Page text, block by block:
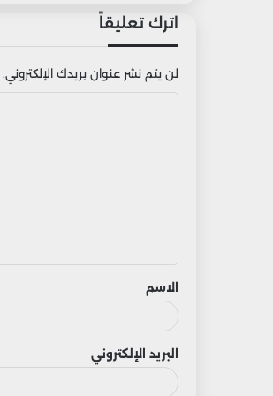
اترك تعليقاً
لن يتم نشر عنوان بريدك الإلكتروني.
ق
الاسم
البريد الإلكتروني